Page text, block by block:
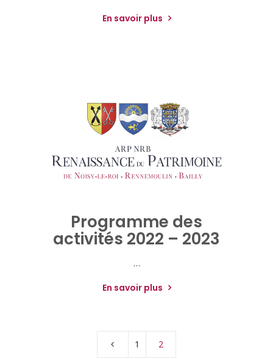
En savoir plus
Programme des
activités 2022 – 2023
…
En savoir plus
1 2